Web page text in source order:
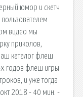
юмор и скетч
видео мы
приколов,
каталог флеш
х годов флеш игры
и уже тогда
2018 - 40 мин. -